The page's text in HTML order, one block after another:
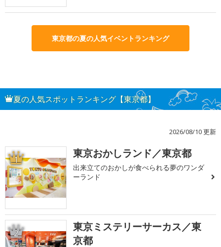
東京都の夏の人気イベントランキング
夏の人気スポットランキング【東京都】
2026/08/10 更新
1 東京おかしランド／東京都
出来立てのおかしが食べられる夢のワンダ
ーランド
2
東京ミステリーサーカス／東
京都